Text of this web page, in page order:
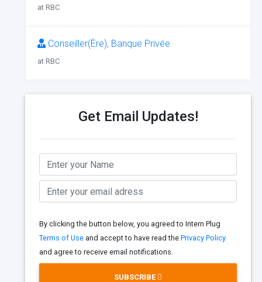
at RBC
Conseiller(Ère), Banque Privée
at RBC
Get Email Updates!
By clicking the button below, you agreed to Intern Plug
Terms of Use and accept to have read the Privacy Policy
and agree to receive email notifications.
SUBSCRIBE